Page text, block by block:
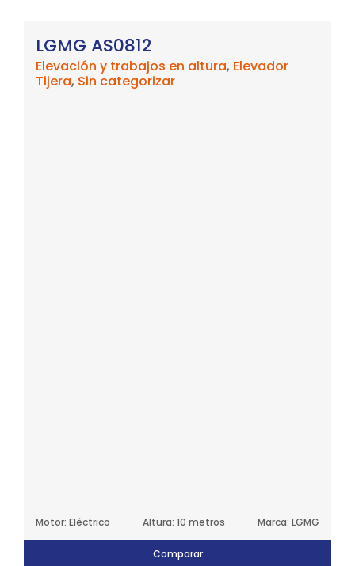
LGMG AS0812
Elevación y trabajos en altura, Elevador
Tijera, Sin categorizar
Motor: Eléctrico Altura: 10 metros Marca: LGMG
Comparar